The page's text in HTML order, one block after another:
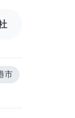
市